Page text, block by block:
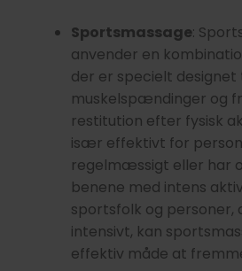
Sportsmassage:
anvender en
der er specielt designet
muskelspændinger og
restitution efter fysisk
især effektivt for
regelmæssigt eller har
benene med intens
sportsfolk og
intensivt, kan
effektiv måde at